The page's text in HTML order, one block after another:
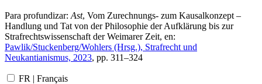
Para profundizar: Ast, Vom Zurechnungs- zum Kausalkonzept –
Handlung und Tat von der Philosophie der Aufklärung bis zur
Strafrechtswissenschaft der Weimarer Zeit, en:
Pawlik/Stuckenberg/Wohlers (Hrsg.), Strafrecht und
Neukantianismus, 2023, pp. 311–324
FR | Français